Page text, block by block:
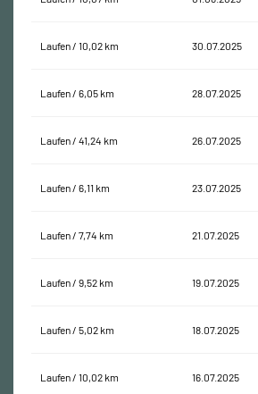
Laufen / 10,02 km 30.07.2025
Laufen / 6,05 km 28.07.2025
Laufen / 41,24 km 26.07.2025
Laufen / 6,11 km 23.07.2025
Laufen / 7,74 km 21.07.2025
Laufen / 9,52 km 19.07.2025
Laufen / 5,02 km 18.07.2025
Laufen / 10,02 km 16.07.2025